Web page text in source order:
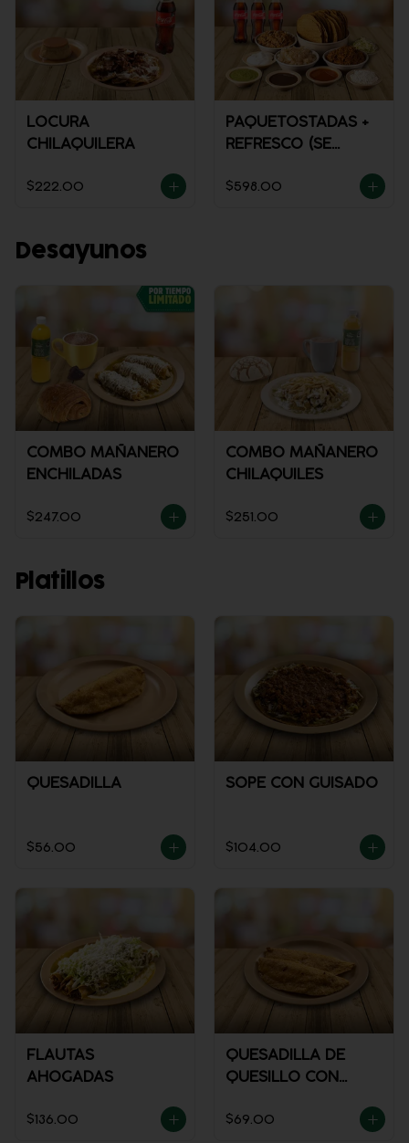
LOCURA
CHILAQUILERA
$222.00
PAQUETOSTADAS +
REFRESCO (SE
$598.00
Desayunos
COMBO MAÑANERO
ENCHILADAS
$247.00
COMBO MAÑANERO
CHILAQUILES
$251.00
Platillos
QUESADILLA
$56.00
SOPE CON GUISADO
$104.00
FLAUTAS
AHOGADAS
$136.00
QUESADILLA DE
QUESILLO CON
$69.00